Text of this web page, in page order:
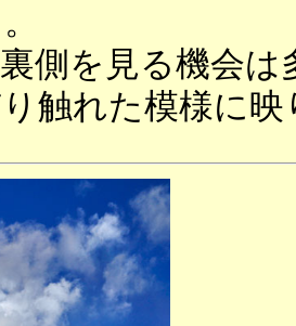
側を見る機会
触れた模様に映